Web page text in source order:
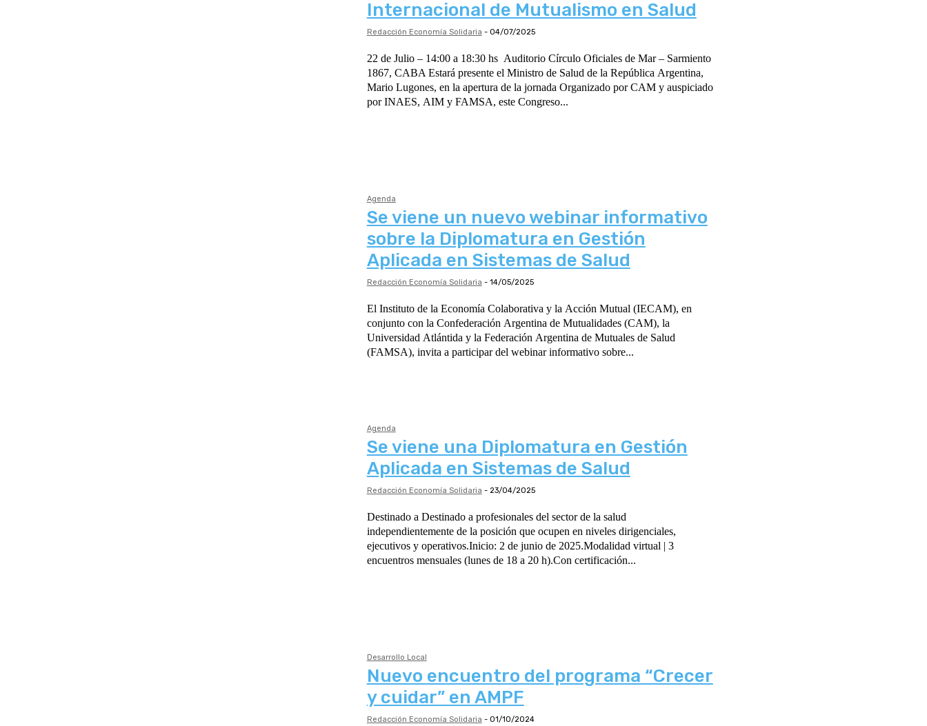
Internacional de Mutualismo en Salud
Redacción Economía Solidaria - 04/07/2025
22 de Julio – 14:00 a 18:30 hs Auditorio Círculo Oficiales de Mar – Sarmiento
1867, CABA Estará presente el Ministro de Salud de la República Argentina,
Mario Lugones, en la apertura de la jornada Organizado por CAM y auspiciado
por INAES, AIM y FAMSA, este Congreso...
Agenda
Se viene un nuevo webinar informativo
sobre la Diplomatura en Gestión
Aplicada en Sistemas de Salud
Redacción Economía Solidaria - 14/05/2025
El Instituto de la Economía Colaborativa y la Acción Mutual (IECAM), en
conjunto con la Confederación Argentina de Mutualidades (CAM), la
Universidad Atlántida y la Federación Argentina de Mutuales de Salud
(FAMSA), invita a participar del webinar informativo sobre...
Agenda
Se viene una Diplomatura en Gestión
Aplicada en Sistemas de Salud
Redacción Economía Solidaria - 23/04/2025
Destinado a Destinado a profesionales del sector de la salud
independientemente de la posición que ocupen en niveles dirigenciales,
ejecutivos y operativos.Inicio: 2 de junio de 2025.Modalidad virtual | 3
encuentros mensuales (lunes de 18 a 20 h).Con certificación...
Desarrollo Local
Nuevo encuentro del programa “Crecer
y cuidar” en AMPF
Redacción Economía Solidaria - 01/10/2024